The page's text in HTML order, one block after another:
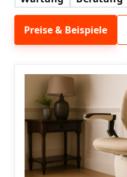
Preise & Beispiele